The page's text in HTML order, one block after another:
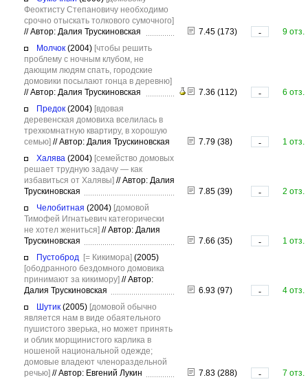
Феоктисту Степановичу необходимо
срочно отыскать толкового сумочного]
//Автор: Далия Трускиновская 7.45 (173) -
9 отз.
Молчок (2004) [чтобы решить
проблему с ночным клубом, не
дающим людям спать, городские
домовики посылают гонца в деревню]
//Автор: Далия Трускиновская 7.36 (112) -
6 отз.
Предок (2004) [вдовая
деревенская домовиха вселилась в
трехкомнатную квартиру, в хорошую
семью] //Автор: Далия Трускиновская 7.79 (38) -
1 отз.
Халява (2004) [семейство домовых
решает трудную задачу — как
избавиться от Халявы] //Автор: Далия
Трускиновская
7.85 (39) -
2 отз.
Челобитная (2004) [домовой
Тимофей Игнатьевич категорически
не хотел жениться] //Автор: Далия
Трускиновская
7.66 (35) -
1 отз.
Пустоброд [= Кикимора] (2005)
[ободранного бездомного домовика
принимают за кикимору] //Автор:
Далия Трускиновская
6.93 (97) -
4 отз.
Шутик (2005) [домовой обычно
является нам в виде обаятельного
пушистого зверька, но может принять
и облик морщинистого карлика в
ношеной национальной одежде;
домовые владеют членораздельной
речью] //Автор: Евгений Лукин 7.83 (288) -
7 отз.